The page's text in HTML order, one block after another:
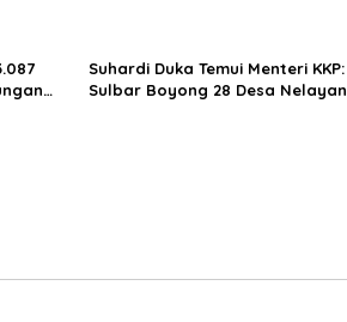
Suhardi Duka Temui Menteri KKP:
Sulbar Boyong 28 Desa Nelayan